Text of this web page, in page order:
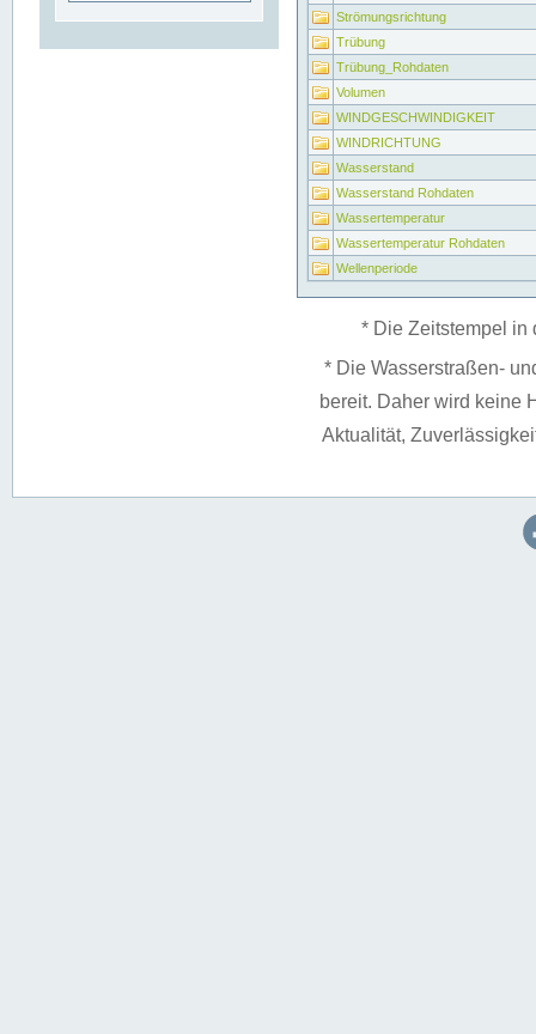
Strömungsrichtung
Trübung
Trübung_Rohdaten
Volumen
WINDGESCHWINDIGKEIT
WINDRICHTUNG
Wasserstand
Wasserstand Rohdaten
Wassertemperatur
Wassertemperatur Rohdaten
Wellenperiode
* Die Zeitstempel in
* Die Wasserstraßen-
bereit. Daher wird keine
Aktualität,